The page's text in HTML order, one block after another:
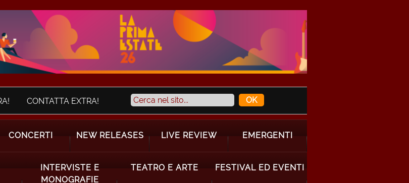
CONTATTA EXTRA!
CONCERTI NEW RELEASES LIVE REVIEW EMERGENTI
INTERVISTE E
MONOGRAFIE
TEATRO E ARTE FESTIVAL ED EVENTI